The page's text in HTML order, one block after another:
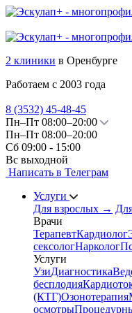
2 клиники в Оренбурге
Работаем с 2003 года
8 (3532) 45-48-45
Пн–Пт 08:00–20:00
Пн–Пт 08:00–20:00
Сб 09:00 - 15:00
Вс выходной
Написать в Телеграм
Услуги
Для взрослых →
Врачи
ТерапевтКардиолог
сексологНарколог
Услуги
УзиДиагностика
бесплодия
(КТГ)Озонотерапия
осмотры